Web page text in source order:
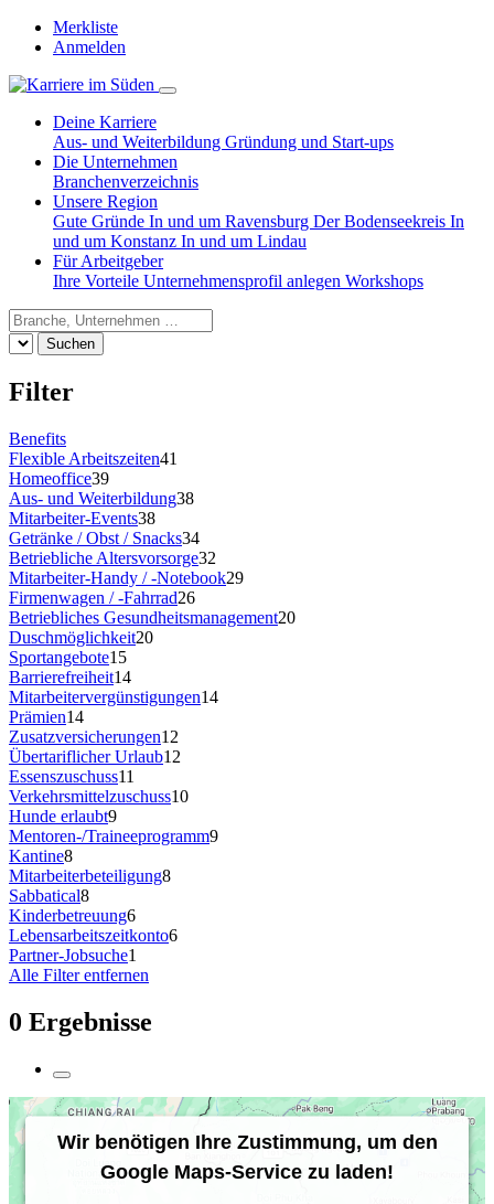
Merkliste
Anmelden
Deine Karriere
Aus- und Weiterbildung Gründung und Start-ups
Die Unternehmen
Branchenverzeichnis
Unsere Region
Gute Gründe In und um Ravensburg Der Bodenseekreis In
und um Konstanz In und um Lindau
Für Arbeitgeber
Ihre Vorteile Unternehmensprofil anlegen Workshops
Suchen
Filter
Benefits
Flexible Arbeitszeiten41
Homeoffice39
Aus- und Weiterbildung38
Mitarbeiter-Events38
Getränke / Obst / Snacks34
Betriebliche Altersvorsorge32
Mitarbeiter-Handy / -Notebook29
Firmenwagen / -Fahrrad26
Betriebliches Gesundheitsmanagement20
Duschmöglichkeit20
Sportangebote15
Barrierefreiheit14
Mitarbeitervergünstigungen14
Prämien14
Zusatzversicherungen12
Übertariflicher Urlaub12
Essenszuschuss11
Verkehrsmittelzuschuss10
Hunde erlaubt9
Mentoren-/Traineeprogramm9
Kantine8
Mitarbeiterbeteiligung8
Sabbatical8
Kinderbetreuung6
Lebensarbeitszeitkonto6
Partner-Jobsuche1
Alle Filter entfernen
0 Ergebnisse
Wir benötigen Ihre Zustimmung, um den
Google Maps-Service zu laden!